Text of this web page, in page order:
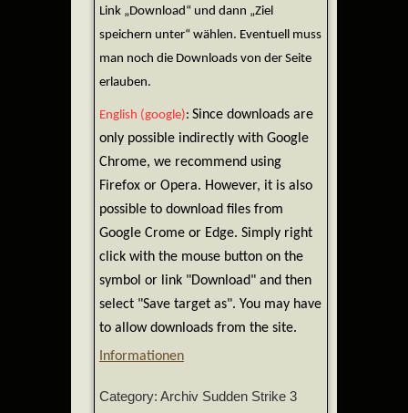
Link „Download“ und dann „Ziel
speichern unter“ wählen. Eventuell muss
man noch die Downloads von der Seite
erlauben.
English (google): Since downloads are
only possible indirectly with Google
Chrome, we recommend using
Firefox or Opera. However, it is also
possible to download files from
Google Crome or Edge. Simply right
click with the mouse button on the
symbol or link "Download" and then
select "Save target as". You may have
to allow downloads from the site.
Informationen
Category: Archiv Sudden Strike 3